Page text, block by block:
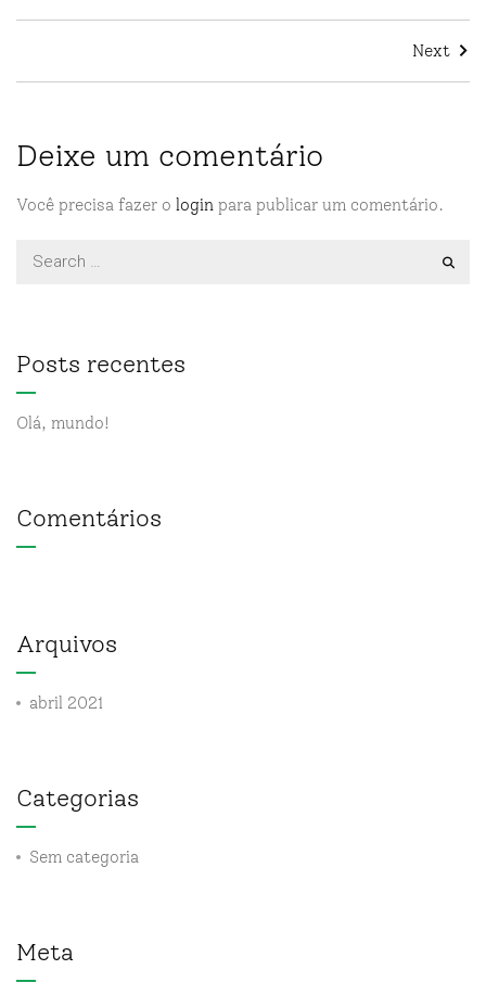
Next
Deixe um comentário
Você precisa fazer o login para publicar um comentário.
Posts recentes
Olá, mundo!
Comentários
Arquivos
abril 2021
Categorias
Sem categoria
Meta